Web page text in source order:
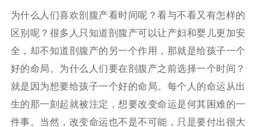
为什么人们喜欢剖腹产看时间呢？看与不看又有怎样的
区别呢？很多人只知道剖腹产可以让产妇和婴儿更加安
全，却不知道剖腹产的另一个作用，那就是给孩子一个
好的命局。为什么人们要在剖腹产之前选择一个时间？
就是因为想要给孩子一个好的命局。每个人的命运从出
生的那一刻起就被注定，想要改变命运是何其困难的一
件事。当然，改变命运也不是不可能，只是要付出很大